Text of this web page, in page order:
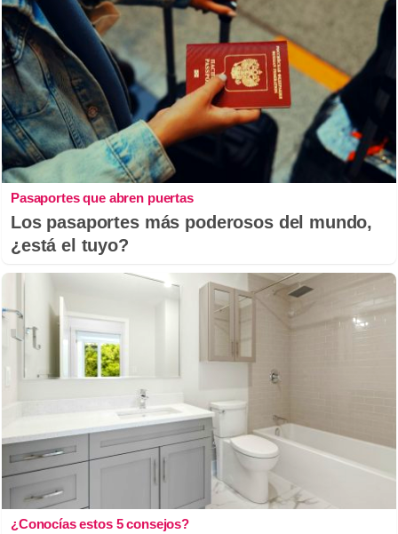
Pasaportes que abren puertas
Los pasaportes más poderosos del mundo,
¿está el tuyo?
¿Conocías estos 5 consejos?